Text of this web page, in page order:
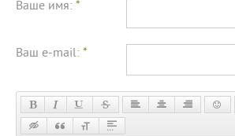
Ваше имя: *
Ваш e-mail: *